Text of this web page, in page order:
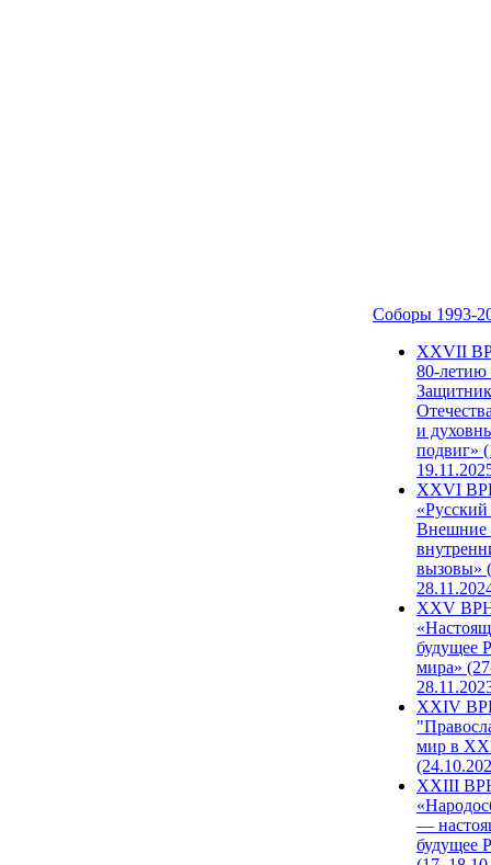
Соборы 1993-
ХХVII
80-
и
подвиг»
XXVI
Внешние
вызовы»
XXV
будущее
мира»
XXIV
мир в
XXIII
—
будущее